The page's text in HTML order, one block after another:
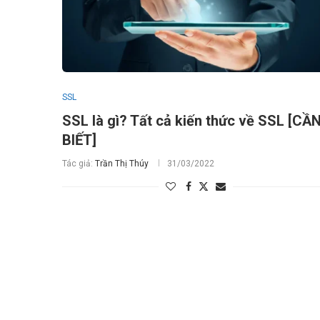
SSL
SSL là gì? Tất cả kiến thức về SSL
BIẾT]
Tác giả: Trần Thị Thúy 31/03/2022